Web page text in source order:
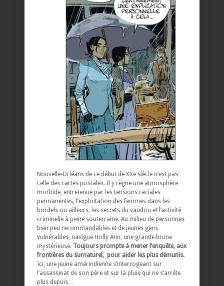
Nouvelle-Orléans de ce début de XXe siècle n’est pas
celle des cartes postales. Il y règne une atmosphère
morbide, entretenue par les tensions raciales
permanentes, l’exploitation des femmes dans les
bordels ou ailleurs, les secrets du vaudou et l’activité
criminelle à peine souterraine. Au milieu de personnes
bien peu recommandables et de jeunes gens
vulnérables, navigue Holly Ann, une grande brune
mystérieuse. Toujours prompte à mener l’enquête, aux
frontières du surnaturel, pour aider les plus démunis.
Ici, une jeune amérindienne s’interrogeant sur
l’assassinat de son père et sur la pluie qui ne s’arrête
plus depuis…